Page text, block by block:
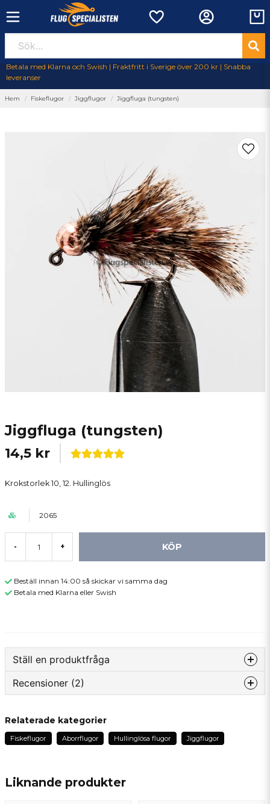
Betala med Klarna och Swish | Fraktfritt i Sverige över 200 kr | Snabba
leveranser
Hem Fiskeflugor Jiggflugor Jiggfluga (tungsten)
Jiggfluga (tungsten)
14,5 kr
Krokstorlek 10, 12. Hullinglös
2065
- + KÖP
Beställ innan 14:00 så skickar vi samma dag
Betala med Klarna eller Swish
Liknande produkter
Ställ en produktfråga
question
Fråga oss något om denna produkten...
Recensioner (2)
Kjell
Relaterade kategorier
Fiskeflugor Aborrflugor Hullinglösa flugor Jiggflugor